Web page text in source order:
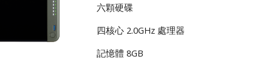
六顆硬碟
四核心 2.0GHz 處理器
記憶體 8GB